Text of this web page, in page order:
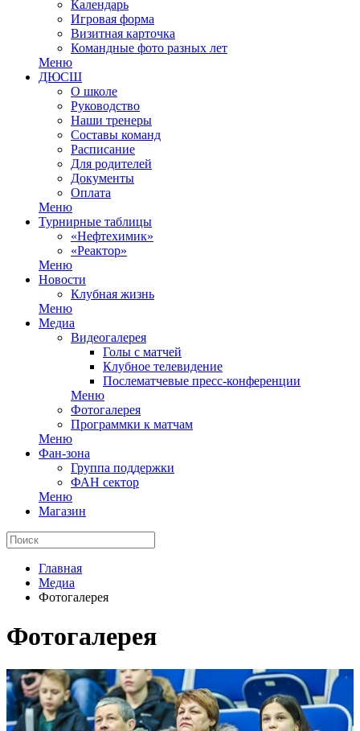
Календарь
Игровая форма
Визитная карточка
Командные фото разных лет
Меню
ДЮСШ
О школе
Руководство
Наши тренеры
Составы команд
Расписание
Для родителей
Документы
Оплата
Меню
Турнирные таблицы
«Нефтехимик»
«Реактор»
Меню
Новости
Клубная жизнь
Меню
Медиа
Видеогалерея
Голы с матчей
Клубное телевидение
Послематчевые пресс-конференции
Меню
Фотогалерея
Программки к матчам
Меню
Фан-зона
Группа поддержки
ФАН сектор
Меню
Магазин
Главная
Медиа
Фотогалерея
Фотогалерея